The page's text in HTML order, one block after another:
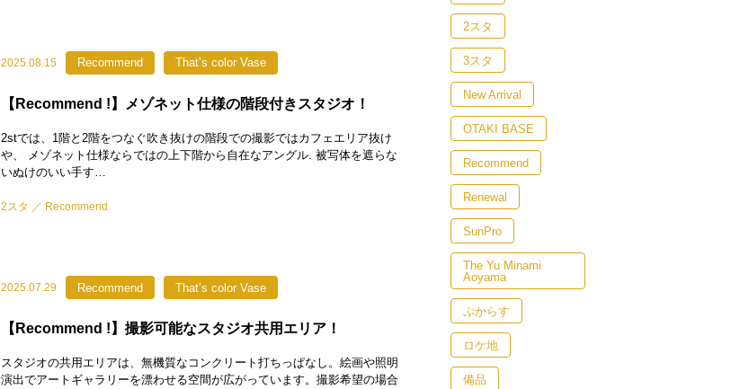
2025.08.15 Recommend That’s color Vase
【Recommend !】メゾネット仕様の階段付きスタジオ！
2stでは、1階と2階をつなぐ吹き抜けの階段での撮影ではカフェエリア抜け
や、 メゾネット仕様ならではの上下階から自在なアングル. 被写体を遮らな
いぬけのいい手す…
2スタ Recommend
2025.07.29 Recommend That’s color Vase
【Recommend !】撮影可能なスタジオ共用エリア！
スタジオの共用エリアは、無機質なコンクリート打ちっぱなし。絵画や照明
演出でアートギャラリーを漂わせる空間が広がっています。撮影希望の場合
2スタ
3スタ
New Arrival
OTAKI BASE
Recommend
Renewal
SunPro
The Yu Minami
Aoyama
ぷからす
ロケ地
備品